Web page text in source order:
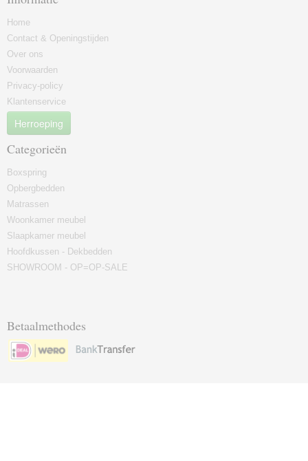
Home
Contact & Openingstijden
Over ons
Voorwaarden
Privacy-policy
Klantenservice
Herroeping
Categorieën
Boxspring
Opbergbedden
Matrassen
Woonkamer meubel
Slaapkamer meubel
Hoofdkussen - Dekbedden
SHOWROOM - OP=OP-SALE
Betaalmethodes